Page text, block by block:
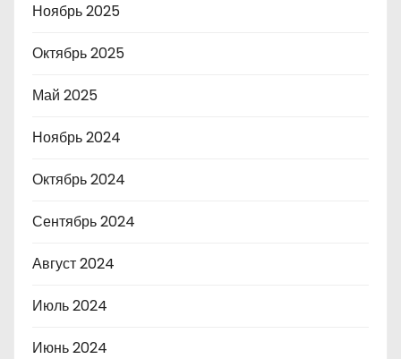
Ноябрь 2025
Октябрь 2025
Май 2025
Ноябрь 2024
Октябрь 2024
Сентябрь 2024
Август 2024
Июль 2024
Июнь 2024